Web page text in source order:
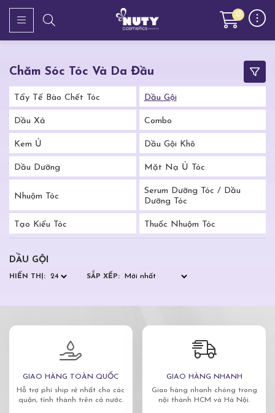
0
Chăm Sóc Tóc Và Da Đầu
Tẩy Tế Bào Chết Tóc Dầu Gội
Dầu Xả Combo
Kem Ủ Dầu Gội Khô
Dầu Dưỡng Mặt Nạ Ủ Tóc
Nhuộm Tóc
Serum Dưỡng Tóc / Dầu
Dưỡng Tóc
Tạo Kiểu Tóc Thuốc Nhuộm Tóc
DẦU GỘI
HIỂN THỊ: SẮP XẾP:
GIAO HÀNG TOÀN QUỐC
Hỗ trợ phí ship rẻ nhất cho các
quận, tỉnh thành trên cả nước.
GIAO HÀNG NHANH
Giao hàng nhanh chóng trong
nội thành HCM và Hà Nội.